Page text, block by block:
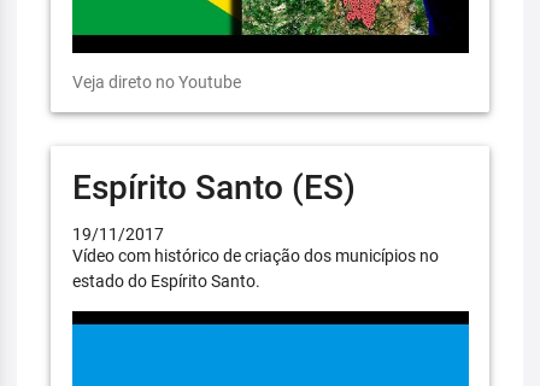
Veja direto no Youtube
Espírito Santo (ES)
19/11/2017
Vídeo com histórico de criação dos municípios no
estado do Espírito Santo.